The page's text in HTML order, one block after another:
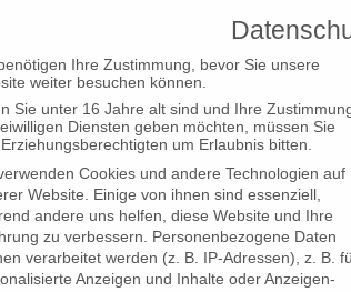
feiert Weltpremiere auf dem Film Fest Gent
Ihre Zustimmung, bevor Sie unsere
weiter besuchen können.
Sie unter 16 Jahre alt sind und Ihre
Diensten geben möchten, müssen Sie
um Erlaubnis bitten.
Cookies und andere Technologien auf
Website. Einige von ihnen sind essenziell,
andere uns helfen, diese Website und Ihre
zu verbessern.
Personenbezogene Daten
verarbeitet werden (z. B. IP-Adressen), z. B.
Anzeigen und Inhalte oder Anzeigen-